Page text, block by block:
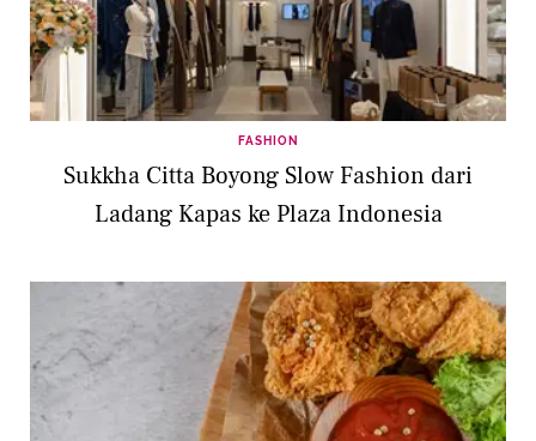
FASHION
Sukkha Citta Boyong Slow Fashion dari
Ladang Kapas ke Plaza Indonesia